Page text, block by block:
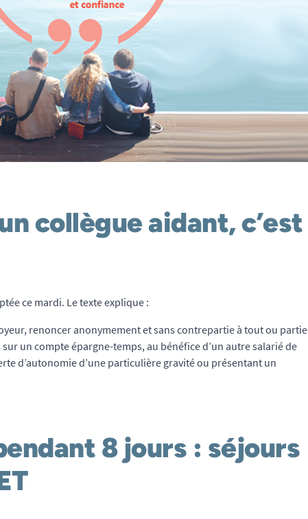
collègue aidant, c’est
ce mardi. Le texte explique :
renoncer anonymement et sans contrepartie à tout ou partie
un compte épargne-temps, au bénéfice d’un autre salarié de
d’autonomie d’une particulière gravité ou présentant un
8 jours : séjours